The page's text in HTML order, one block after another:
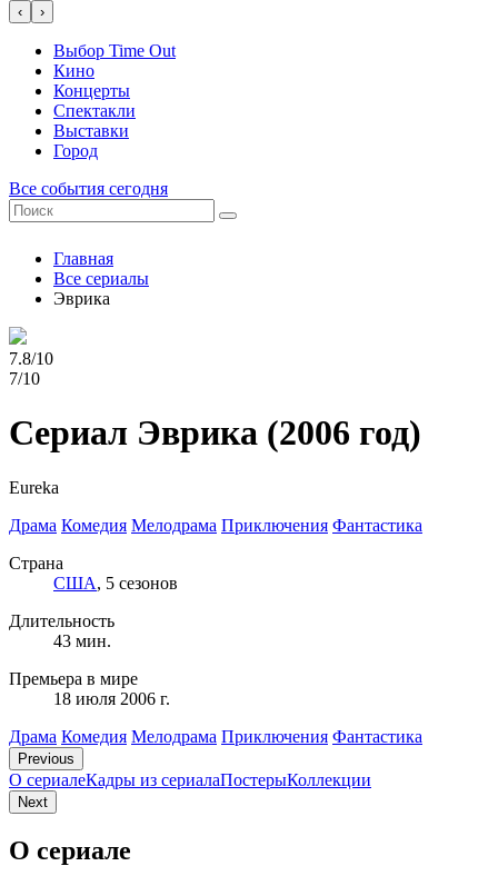
‹ ›
Выбор Time Out
Кино
Концерты
Спектакли
Выставки
Город
Все события сегодня
Главная
Все сериалы
Эврика
7.8/10
7/10
Сериал Эврика (2006 год)
Eureka
Драма Комедия Мелодрама Приключения Фантастика
Страна
США, 5 сезонов
Длительность
43 мин.
Премьера в мире
18 июля 2006 г.
Драма Комедия Мелодрама Приключения Фантастика
Previous
О сериалеКадры из сериалaПостерыКоллекции
Next
О сериале